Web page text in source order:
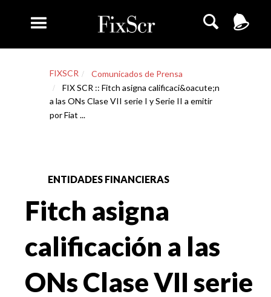
FIXSCR
Comunicados de Prensa
FIX SCR :: Fitch asigna calificaci&oacute;n
a las ONs Clase VII serie I y Serie II a emitir
por Fiat ...
ENTIDADES FINANCIERAS
Fitch asigna
calificación a las
ONs Clase VII serie